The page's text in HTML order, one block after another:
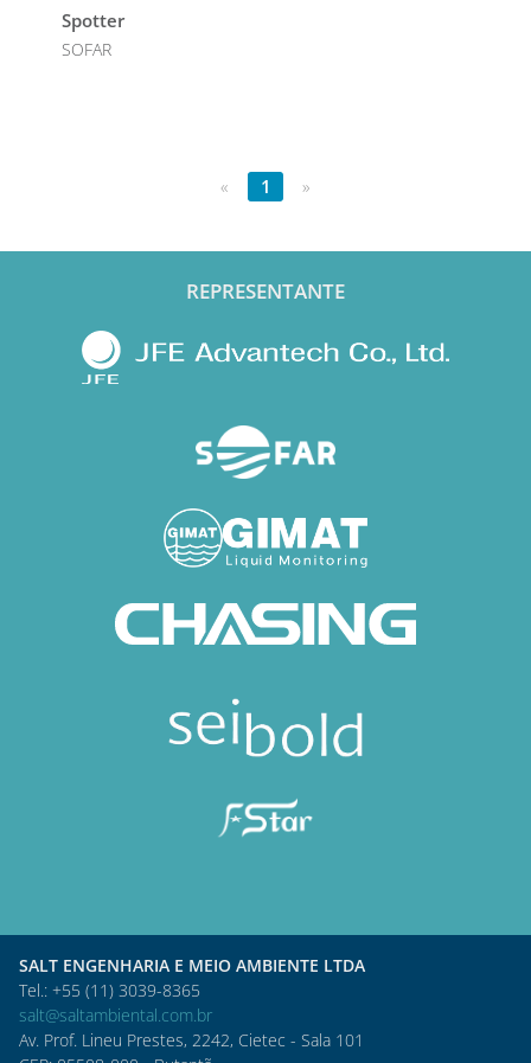
Spotter
SOFAR
« 1 »
REPRESENTANTE
SALT ENGENHARIA E MEIO AMBIENTE LTDA
Tel.: +55 (11) 3039-8365
salt@saltambiental.com.br
Av. Prof. Lineu Prestes, 2242, Cietec - Sala 101